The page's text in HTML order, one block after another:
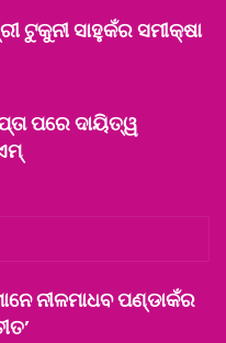
ଟୁକୁନୀ ସାହୁକଁର ସମୀକ୍ଷା
ପରେ ଦାୟିତ୍ୱ
ନୀଳମାଧବ ପଣ୍ଡାକଁର